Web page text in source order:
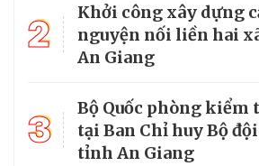
2
Khởi công xây dựng
nguyện nối liền hai
An Giang
3
Bộ Quốc phòng kiểm
tại Ban Chỉ huy Bộ
tỉnh An Giang